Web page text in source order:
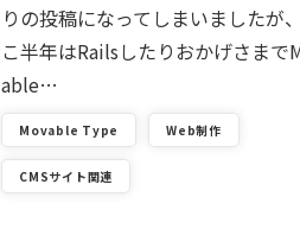
りの投稿になってしまいましたが
こ半年はRailsしたりおかげさまで
able…
Movable Type Web制作
CMSサイト関連